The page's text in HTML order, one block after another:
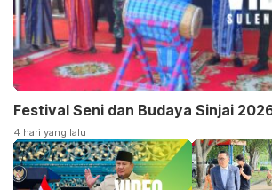
Festival Seni dan Budaya Sinjai
4 hari yang lalu